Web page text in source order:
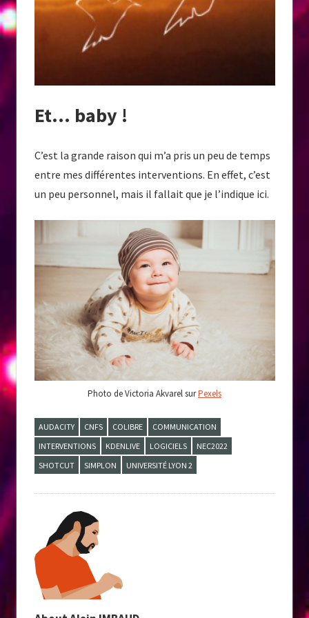
Et… baby !
C’est la grande raison qui m’a pris un peu de temps
entre mes différentes interventions. En effet, c’est
un peu personnel, mais il fallait que je l’indique ici.
Photo de Victoria Akvarel surPexels
AUDACITY CNFS COLIBRE
COMMUNICATION
INTERVENTIONS
KDENLIVE LOGICIELS
NEC2022
SHOTCUT
SIMPLON UNIVERSITÉ LYON 2